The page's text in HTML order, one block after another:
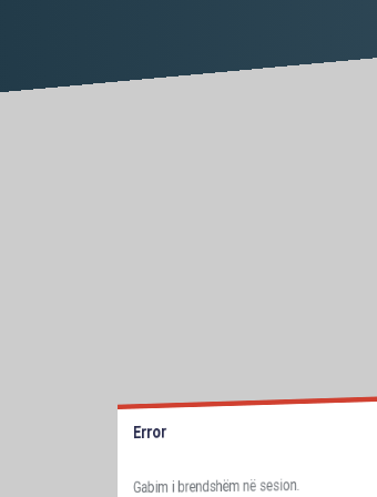
Error
Gabim i brendshëm në sesion.